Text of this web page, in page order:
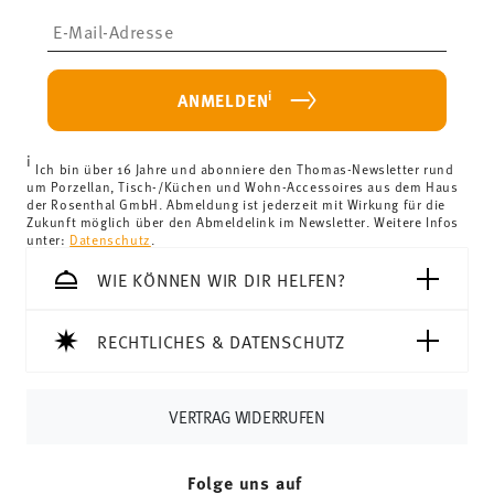
Lieferkosten unter 69,90 €:
weniger als 69,90 € beträgt, fallen Versandkosten an. Für
Deutschland betragen diese 4,90 €. Für alle anderen
Länder können Sie die Lieferkostenhier einsehen
Vereinigtes Königreich:Für Lieferungen ins Vereinigte
Königreich liegt der Mindestbestellwert bei £135, die
Lieferung erfolgt versandkostenfrei.
Schweiz:Lieferungen in die Schweiz sind ab 69,90 CHF
versandkostenfrei. Unter einem Bestellwert von 69,90
CHF liegen die Versandkosten bei 36,90 CHF.
sobald Ihr Paket auf die Reise geht.
Lieferzeit innerhalb Deutschlands:3-5 Werktage für
hier einsehen.
ANMELDENi
i Ich bin über 16 Jahre und abonniere den Thomas-Newsletter rund
um Porzellan, Tisch-/Küchen und Wohn-Accessoires aus dem Haus
der Rosenthal GmbH. Abmeldung ist jederzeit mit Wirkung für die
Zukunft möglich über den Abmeldelink im Newsletter. Weitere Infos
unter: Datenschutz
WIE KÖNNEN WIR DIR HELFEN?
RECHTLICHES & DATENSCHUTZ
VERTRAG WIDERRUFEN
Folge uns auf